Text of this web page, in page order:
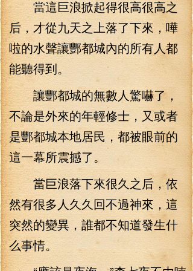
當這巨浪掀起得很高很高之
后，才從九天之上落了下來，嘩
啦的水聲讓酆都城內的所有人都
能聽得到。
讓酆都城的無數人驚嚇了，
不論是外來的年輕修士，又或者
是酆都城本地居民，都被眼前的
這一幕所震撼了。
當巨浪落下來很久之后，依
然有很多人久久回不過神來，這
突然的變異，誰都不知道發生什
么事情。